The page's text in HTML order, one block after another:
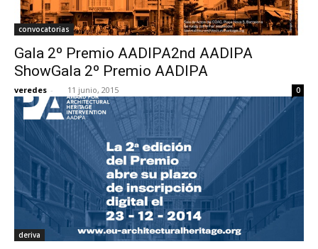
convocatorias
Gala 2º Premio AADIPA2nd AADIPA
ShowGala 2º Premio AADIPA
veredes - 11 junio, 2015 0
deriva